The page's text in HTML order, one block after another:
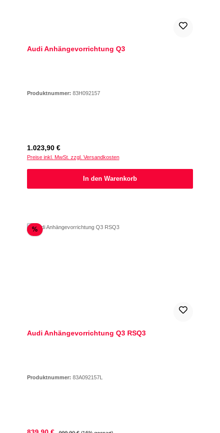
Audi Anhängevorrichtung Q3
Produktnummer: 83H092157
Regulärer Preis:
1.023,90 €
Preise inkl. MwSt. zzgl. Versandkosten
In den Warenkorb
%Rabatt
Audi Anhängevorrichtung Q3 RSQ3
Produktnummer: 83A092157L
Regulärer Preis: